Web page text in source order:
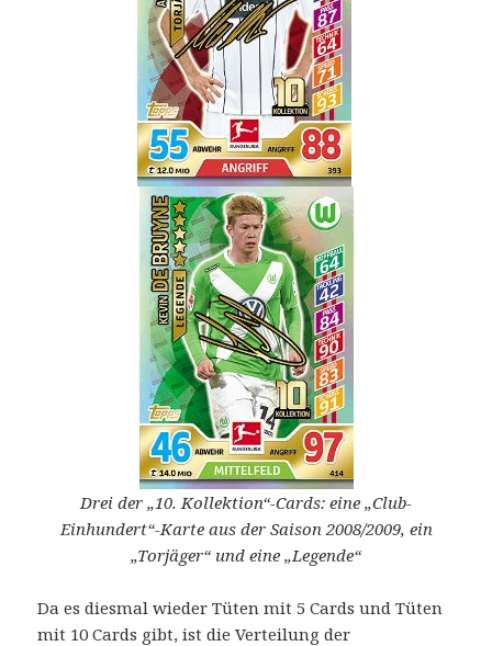
Drei der „10. Kollektion“-Cards: eine „Club-
Einhundert“-Karte aus der Saison 2008/2009, ein
„Torjäger“ und eine „Legende“
Da es diesmal wieder Tüten mit 5 Cards und Tüten
mit 10 Cards gibt, ist die Verteilung der